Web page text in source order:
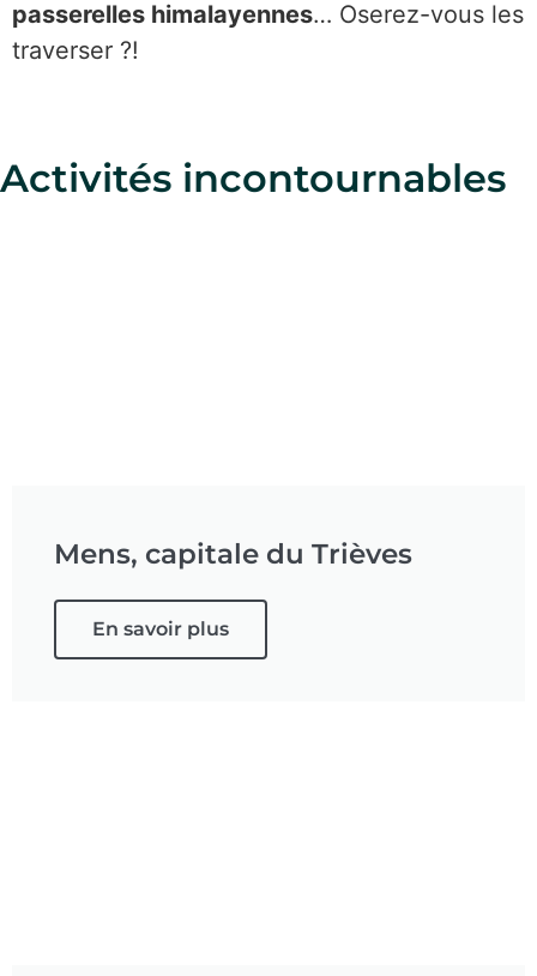
passerelles himalayennes… Oserez-vous les
traverser ?!
Activités incontournables
Mens, capitale du Trièves
En savoir plus